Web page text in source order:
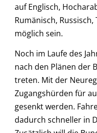
auf Englisch,
Rumänisch,
möglich sein.
Noch im Laufe des
nach den Plänen der
treten. Mit der
Zugangshürden für
gesenkt werden.
dadurch schneller in